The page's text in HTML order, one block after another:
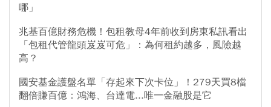
哪」
兆基百億財務危機！包租教母4年前收到房東私訊看出
「包租代管龍頭岌岌可危」：為何租約越多，風險越
高？
國安基金護盤名單「存起來下次卡位」！279天買8檔
翻倍賺百億：鴻海、台達電...唯一金融股是它